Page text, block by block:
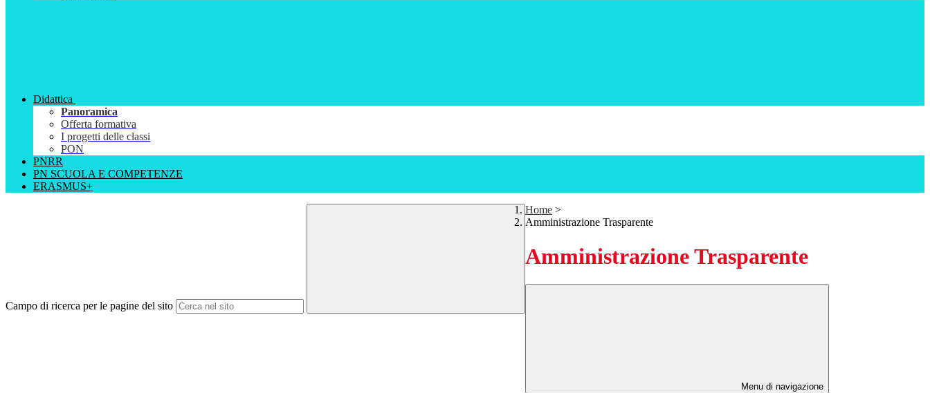
Didattica
Panoramica
Offerta formativa
I progetti delle classi
PON
PNRR
PN SCUOLA E COMPETENZE
ERASMUS+
Campo di ricerca per le pagine del sito
Home >
Amministrazione Trasparente
Amministrazione Trasparente
Menu di navigazione